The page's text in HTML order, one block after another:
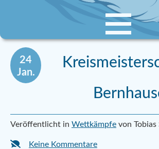
24
Jan.
Veröffentlicht in Wettkämpfe von Tobias
Keine Kommentare